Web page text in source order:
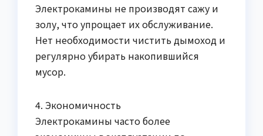
Электрокамины не производят сажу и
золу, что упрощает их обслуживание.
Нет необходимости чистить дымоход и
регулярно убирать накопившийся
мусор.
4. Экономичность
Электрокамины часто более